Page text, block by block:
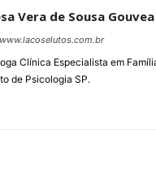
Vera de Sousa Gouvea
Clínica Especialista em
de Psicologia SP.